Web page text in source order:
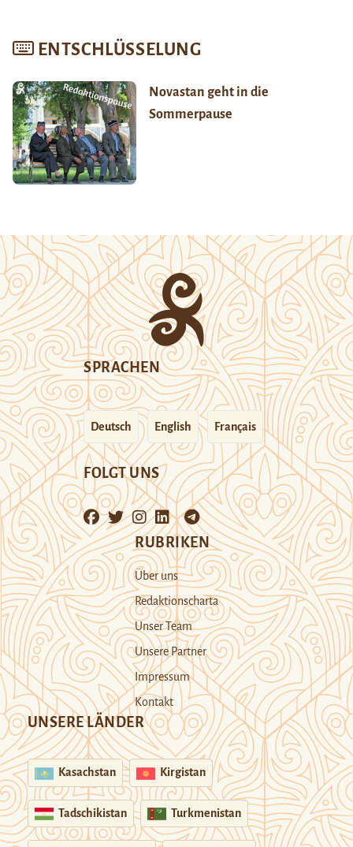
ENTSCHLÜSSELUNG
Novastan geht in die
Sommerpause
SPRACHEN
Deutsch English Français
FOLGT UNS
RUBRIKEN
Über uns
Redaktionscharta
Unser Team
Unsere Partner
Impressum
Kontakt
UNSERE LÄNDER
Kasachstan Kirgistan
Tadschikistan Turkmenistan